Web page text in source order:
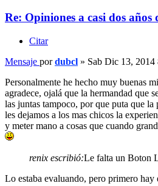
Re: Opiniones a casi dos
Citar
Mensaje pordubcl » Sab Dic 13, 2014
Personalmente he hecho muy buenas
agradece, ojalá que la hermandad que
las juntas tampoco, por que puta que la
les dejamos a los mas chicos la
y meter mano a cosas que cuando
renix escribió:Le falta un Boton
Lo estaba evaluando, pero primero